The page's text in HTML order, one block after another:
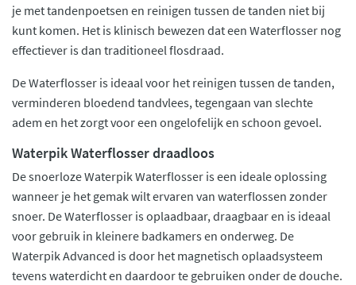
je met tandenpoetsen en reinigen tussen de tanden niet bij
kunt komen. Het is klinisch bewezen dat een Waterflosser nog
effectiever is dan traditioneel flosdraad.
De Waterflosser is ideaal voor het reinigen tussen de tanden,
verminderen bloedend tandvlees, tegengaan van slechte
adem en het zorgt voor een ongelofelijk en schoon gevoel.
Waterpik Waterflosser draadloos
De snoerloze Waterpik Waterflosser is een ideale oplossing
wanneer je het gemak wilt ervaren van waterflossen zonder
snoer. De Waterflosser is oplaadbaar, draagbaar en is ideaal
voor gebruik in kleinere badkamers en onderweg. De
Waterpik Advanced is door het magnetisch oplaadsysteem
tevens waterdicht en daardoor te gebruiken onder de douche.